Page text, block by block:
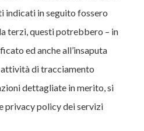
indicati in seguito fossero
terzi, questi potrebbero – in
ed anche all’insaputa
di tracciamento
dettagliate in merito, si
privacy policy dei servizi